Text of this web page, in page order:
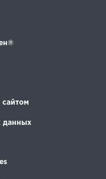
сайтом
данных